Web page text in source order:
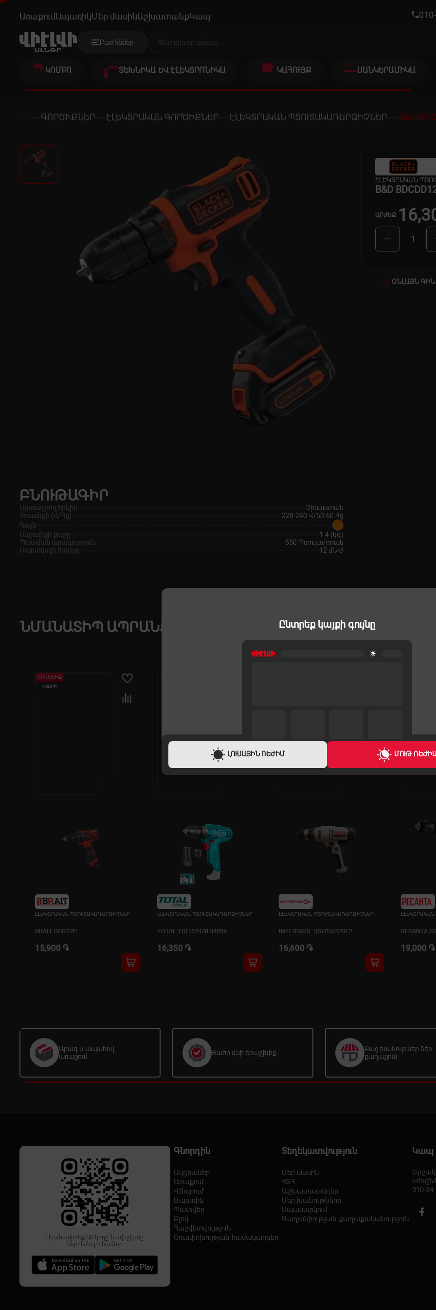
B&D BDCDD12USBXJ
Ընտրեք կայքի գույնը
ԼՈՒՍԱՅԻՆ ՌԵԺԻՄ ՄՈՒԹ
ԱռաքումԱպառիկՄեր մասինԱշխատանքԿապ
Բաժիններ
ԿՈՄԲՈ ՏԵԽՆԻԿԱ ԵՎ ԷԼԵԿՏՐՈՆԻԿԱ ԿԱՀՈՒՅՔ ՍԱՆԿԵՐԱՄԻԿԱ
ԳՈՐԾԻՔՆԵՐ ԷԼԵԿՏՐԱԿԱՆ ԳՈՐԾԻՔՆԵՐ ԷԼԵԿՏՐԱԿԱՆ ՊՏՈՒՏԱԿԱԴԱՐՁԻՉՆԵՐ B&D
ԷԼԵԿՏՐԱԿԱՆ
B&D
ԱՐԺԵՔ
1
ՕՆԼԱՅՆ ԳԻՆ
ԲՆՈՒԹԱԳԻՐ
Արտադրող երկիր
Չինաստան
Հոսանքի (Վ/Հց)
220-240 Վ/50-60 Հց
Գույն
Ապրանքի քաշը
1.4 (կգ)
Պտտման արագություն
550 Պտույտ/րոպե
Մարտկոցի ծավալ
12 մԱ-ժ
ՆՄԱՆԱՏԻՊ ԱՊՐԱՆՔՆԵՐ
ԵՐԱՇԽԻՔ
1 ՏԱՐԻ
ԷԼԵԿՏՐԱԿԱՆ ՊՏՈՒՏԱԿԱԴԱՐՁԻՉՆԵՐ
BRAIT BCD12P
15,900 ֏
ԷԼԵԿՏՐԱԿԱՆ ՊՏՈՒՏԱԿԱԴԱՐՁԻՉՆԵՐ
TOTAL TDLI12428 34059
16,350 ֏
ԷԼԵԿՏՐԱԿԱՆ ՊՏՈՒՏԱԿԱԴԱՐՁԻՉՆԵՐ
INTERSKOL DSH10/320E2
16,600 ֏
RESANTA
19,000 ֏
Արագ և ապահով
առաքում
Ցածր գնի երաշխիք
Բաց խանութներ ձեր
քաղաքում
Սկանավորեք QR կոդը՝ հավելվածը
ներբեռնելու համար
Գնորդին
Ակցիաներ
Առաքում
Վճարում
Ապառիկ
Պատվեր
Բլոգ
Հաշվետվություն
Օդափոխության համակարգեր
Տեղեկատվություն
Մեր մասին
ՀՏՀ
Աշխատատեղեր
Մեր խանութները
Սպասարկում
Գաղտնիության քաղաքականություն
Կապ
010-